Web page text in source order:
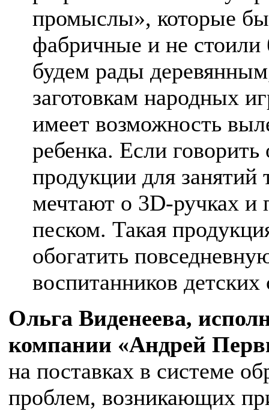
промыслы», которые
фабричные и не
будем рады
заготовкам народных
имеет возможность
ребенка. Если
продукции для
мечтают о 3D-ручках и
песком. Такая
обогатить
воспитанников детских
Ольга Виденеева,
компании «Андрей
на поставках в системе
проблем, возникающих